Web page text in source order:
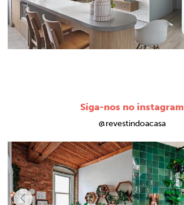
Siga-nos no instagram
@revestindoacasa